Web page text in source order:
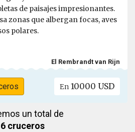
de paisajes impresionantes.
zonas que albergan focas, aves
polares.
El Rembrandt van Rijn
En 10000 USD
un total de
6 cruceros